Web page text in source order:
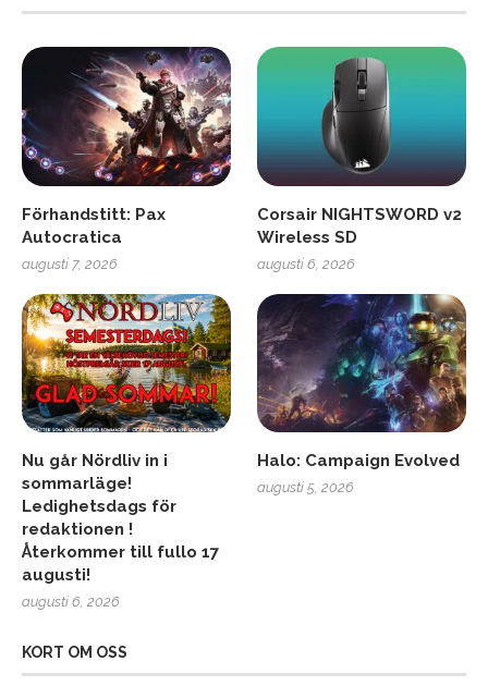
Förhandstitt: Pax
Autocratica
augusti 7, 2026
Corsair NIGHTSWORD v2
Wireless SD
augusti 6, 2026
Nu går Nördliv in i
sommarläge!
Ledighetsdags för
redaktionen !
Återkommer till fullo 17
augusti!
augusti 6, 2026
Halo: Campaign Evolved
augusti 5, 2026
KORT OM OSS